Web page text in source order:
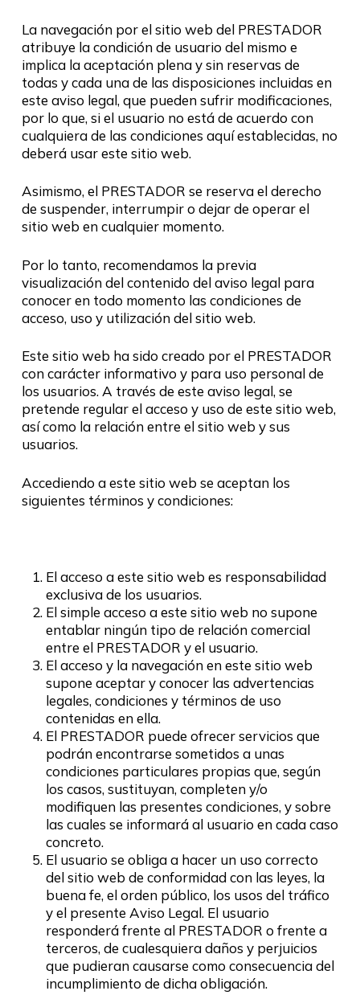
La navegación por el sitio web del PRESTADOR
atribuye la condición de usuario del mismo e
implica la aceptación plena y sin reservas de
todas y cada una de las disposiciones incluidas en
este aviso legal, que pueden sufrir modificaciones,
por lo que, si el usuario no está de acuerdo con
cualquiera de las condiciones aquí establecidas, no
deberá usar este sitio web.
Asimismo, el PRESTADOR se reserva el derecho
de suspender, interrumpir o dejar de operar el
sitio web en cualquier momento.
Por lo tanto, recomendamos la previa
visualización del contenido del aviso legal para
conocer en todo momento las condiciones de
acceso, uso y utilización del sitio web.
Este sitio web ha sido creado por el PRESTADOR
con carácter informativo y para uso personal de
los usuarios. A través de este aviso legal, se
pretende regular el acceso y uso de este sitio web,
así como la relación entre el sitio web y sus
usuarios.
Accediendo a este sitio web se aceptan los
siguientes términos y condiciones:
El acceso a este sitio web es responsabilidad
exclusiva de los usuarios.
El simple acceso a este sitio web no supone
entablar ningún tipo de relación comercial
entre el PRESTADOR y el usuario.
El acceso y la navegación en este sitio web
supone aceptar y conocer las advertencias
legales, condiciones y términos de uso
contenidas en ella.
El PRESTADOR puede ofrecer servicios que
podrán encontrarse sometidos a unas
condiciones particulares propias que, según
los casos, sustituyan, completen y/o
modifiquen las presentes condiciones, y sobre
las cuales se informará al usuario en cada caso
concreto.
El usuario se obliga a hacer un uso correcto
del sitio web de conformidad con las leyes, la
buena fe, el orden público, los usos del tráfico
y el presente Aviso Legal. El usuario
responderá frente al PRESTADOR o frente a
terceros, de cualesquiera daños y perjuicios
que pudieran causarse como consecuencia del
incumplimiento de dicha obligación.